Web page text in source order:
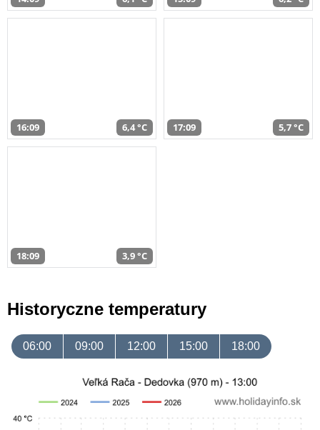
16:09 6,4 °C 17:09 5,7 °C
18:09 3,9 °C
Historyczne temperatury
06:00 09:00 12:00 15:00 18:00